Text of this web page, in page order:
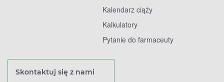
Kalendarz ciąży
Kalkulatory
Pytanie do farmaceuty
Skontaktuj się z nami